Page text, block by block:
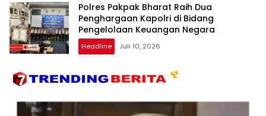
Polres Pakpak Bharat Raih Dua
Penghargaan Kapolri di Bidang
Pengelolaan Keuangan Negara
Headline Juli 10, 2026